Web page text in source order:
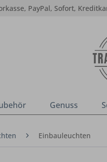
PayPal, Sofort,
Genuss
Einbauleuchten